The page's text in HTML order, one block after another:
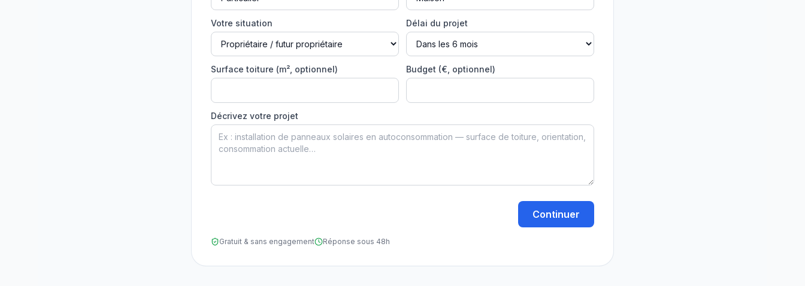
Votre situation Délai du projet
Surface toiture (m², optionnel) Budget (€, optionnel)
Décrivez votre projet
Continuer
Gratuit & sans engagement Réponse sous 48h